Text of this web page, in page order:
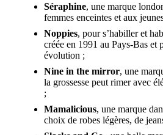
Séraphine, une marque
femmes enceintes et aux
Noppies, pour s’habiller et
créée en 1991 au Pays-Bas et
évolution ;
Nine in the mirror, une
la grossesse peut rimer avec
;
Mamalicious, une marque
choix de robes légères, de